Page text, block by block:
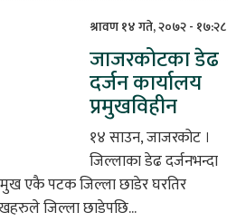
श्रावण १४ गते, २०७२ - १७:२८
जाजरकोटका डेढ
दर्जन कार्यालय
प्रमुखविहीन
१४ साउन, जाजरकोट ।
जिल्लाका डेढ दर्जनभन्दा
एकै पटक जिल्ला छाडेर घरतिर
जिल्ला छाडेपछि...